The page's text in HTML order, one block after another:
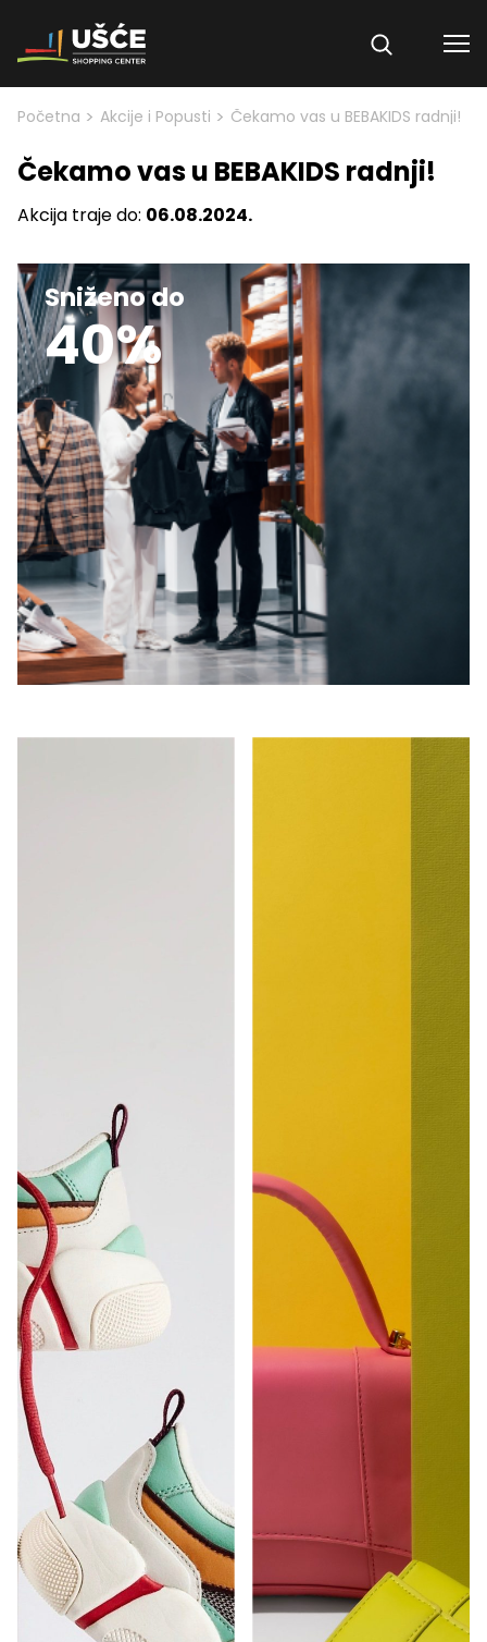
Skip to content
Početna > Akcije i Popusti > Čekamo vas u BEBAKIDS radnji!
Čekamo vas u BEBAKIDS radnji!
Akcija traje do: 06.08.2024.
Sniženo do
40%